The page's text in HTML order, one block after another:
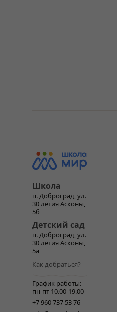
Школа
п. Доброград, ул.
30 летия Асконы,
5б
Детский сад
п. Доброград, ул.
30 летия Асконы,
5а
Как добраться?
График работы:
пн-пт 10.00-19.00
+7 960 737 53 76